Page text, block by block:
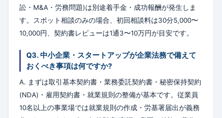
訟・M&A・労務問題)は別途着手金・成功報酬が発生しま
す。スポット相談のみの場合、初回相談料は30分5,000〜
10,000円、契約書レビューは1通3〜10万円が目安です。
Q3. 中小企業・スタートアップが企業法務で備えて
おくべき事項は何ですか?
A. まずは取引基本契約書・業務委託契約書・秘密保持契約
(NDA)・雇用契約書・就業規則の整備が基本です。従業員
10名以上の事業場では就業規則の作成・労基署届出が義務